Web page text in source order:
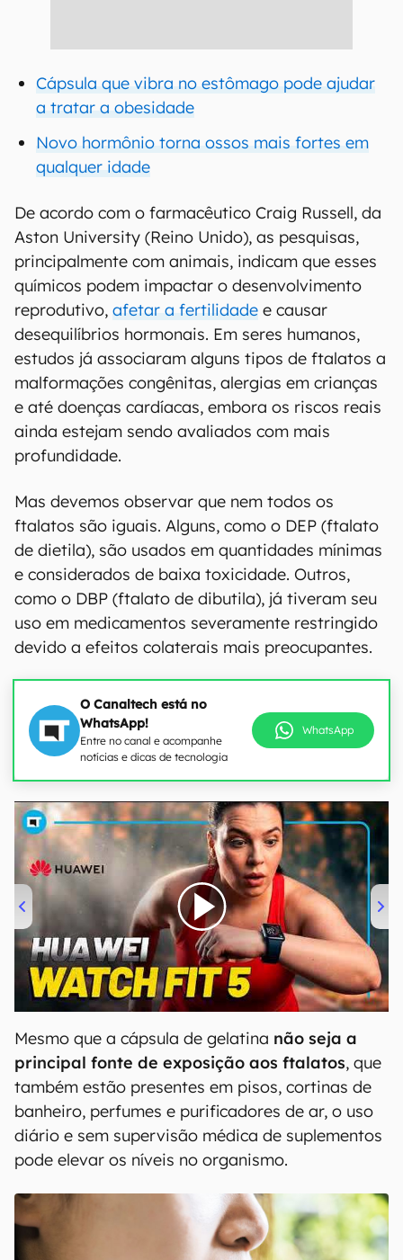
Cápsula que vibra no estômago pode ajudar
a tratar a obesidade
Novo hormônio torna ossos mais fortes em
qualquer idade
De acordo com o farmacêutico Craig Russell, da
Aston University (Reino Unido), as pesquisas,
principalmente com animais, indicam que esses
químicos podem impactar o desenvolvimento
reprodutivo, afetar a fertilidade e causar
desequilíbrios hormonais. Em seres humanos,
estudos já associaram alguns tipos de ftalatos a
malformações congênitas, alergias em crianças
e até doenças cardíacas, embora os riscos reais
ainda estejam sendo avaliados com mais
profundidade.
Mas devemos observar que nem todos os
ftalatos são iguais. Alguns, como o DEP (ftalato
de dietila), são usados em quantidades mínimas
e considerados de baixa toxicidade. Outros,
como o DBP (ftalato de dibutila), já tiveram seu
uso em medicamentos severamente restringido
devido a efeitos colaterais mais preocupantes.
O Canaltech está no
WhatsApp!
Entre no canal e acompanhe
notícias e dicas de tecnologia
WhatsApp
00:00/04:51
Mesmo que a cápsula de gelatina não seja a
principal fonte de exposição aos ftalatos, que
também estão presentes em pisos, cortinas de
banheiro, perfumes e purificadores de ar, o uso
diário e sem supervisão médica de suplementos
pode elevar os níveis no organismo.